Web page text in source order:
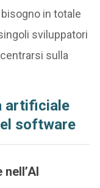
in totale
sviluppatori
sulla
artificiale
software